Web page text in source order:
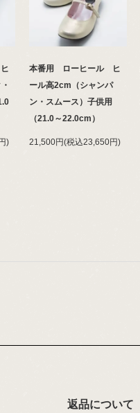
)
本番用 ローヒール ヒ
ール高2cm（シャンパ
ン・スムース）子供用
（21.0～22.0cm）
21,500円(税込23,650円)
返品について